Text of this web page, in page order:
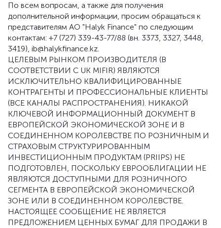
По всем вопросам, а также для получения
дополнительной информации, просим обращаться к
представителям АО "Halyk Finance" по следующим
контактам: +7 (727) 339-43-77/88 (вн. 3373, 3327, 3448,
3419), ib@halykfinance.kz.
ЦЕЛЕВЫМ РЫНКОМ ПРОИЗВОДИТЕЛЯ (В
СООТВЕТСТВИИ С UK MIFIR) ЯВЛЯЮТСЯ
ИСКЛЮЧИТЕЛЬНО КВАЛИФИЦИРОВАННЫЕ
КОНТРАГЕНТЫ И ПРОФЕССИОНАЛЬНЫЕ КЛИЕНТЫ
(ВСЕ КАНАЛЫ РАСПРОСТРАНЕНИЯ). НИКАКОЙ
КЛЮЧЕВОЙ ИНФОРМАЦИОННЫЙ ДОКУМЕНТ В
ЕВРОПЕЙСКОЙ ЭКОНОМИЧЕСКОЙ ЗОНЕ И В
СОЕДИНЕННОМ КОРОЛЕВСТВЕ ПО РОЗНИЧНЫМ И
СТРАХОВЫМ СТРУКТУРИРОВАННЫМ
ИНВЕСТИЦИОННЫМ ПРОДУКТАМ (PRIIPS) НЕ
ПОДГОТОВЛЕН, ПОСКОЛЬКУ ЕВРООБЛИГАЦИИ НЕ
ЯВЛЯЮТСЯ ДОСТУПНЫМИ ДЛЯ РОЗНИЧНОГО
СЕГМЕНТА В ЕВРОПЕЙСКОЙ ЭКОНОМИЧЕСКОЙ
ЗОНЕ ИЛИ В СОЕДИНЕННОМ КОРОЛЕВСТВЕ.
НАСТОЯЩЕЕ СООБЩЕНИЕ НЕ ЯВЛЯЕТСЯ
ПРЕДЛОЖЕНИЕМ ЦЕННЫХ БУМАГ ДЛЯ ПРОДАЖИ В